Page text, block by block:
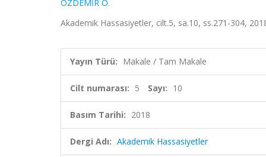
ÖZDEMİR O.
Akademik Hassasiyetler, cilt.5, sa.10, ss.271-304,
Yayın Türü: Makale / Tam Makale
Cilt numarası: 5 Sayı: 10
Basım Tarihi: 2018
Dergi Adı: Akademik Hassasiyetler